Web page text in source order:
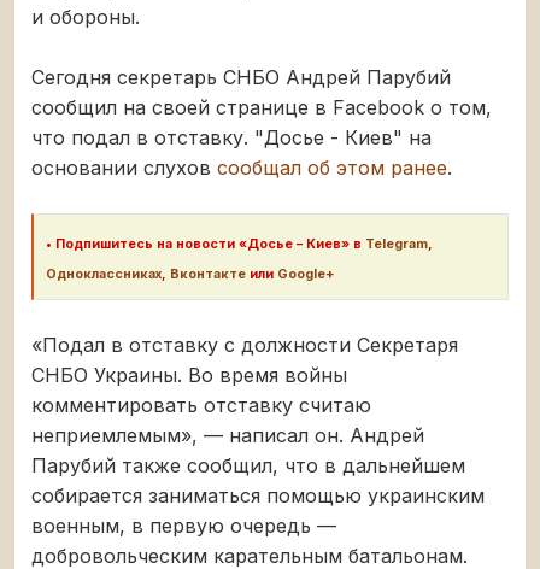
и обороны.
Сегодня секретарь СНБО Андрей Парубий
сообщил на своей странице в Facebook о том,
что подал в отставку. "Досье - Киев" на
основании слухов сообщал об этом ранее.
• Подпишитесь на новости «Досье – Киев» в Telegram,
Одноклассниках, Вконтакте или Google+
«Подал в отставку с должности Секретаря
СНБО Украины. Во время войны
комментировать отставку считаю
неприемлемым», — написал он. Андрей
Парубий также сообщил, что в дальнейшем
собирается заниматься помощью украинским
военным, в первую очередь —
добровольческим карательным батальонам.